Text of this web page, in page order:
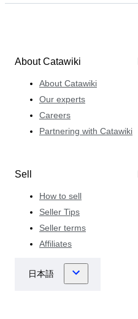
About Catawiki
About Catawiki
Our experts
Careers
Partnering with Catawiki
Sell
How to sell
Seller Tips
Seller terms
Affiliates